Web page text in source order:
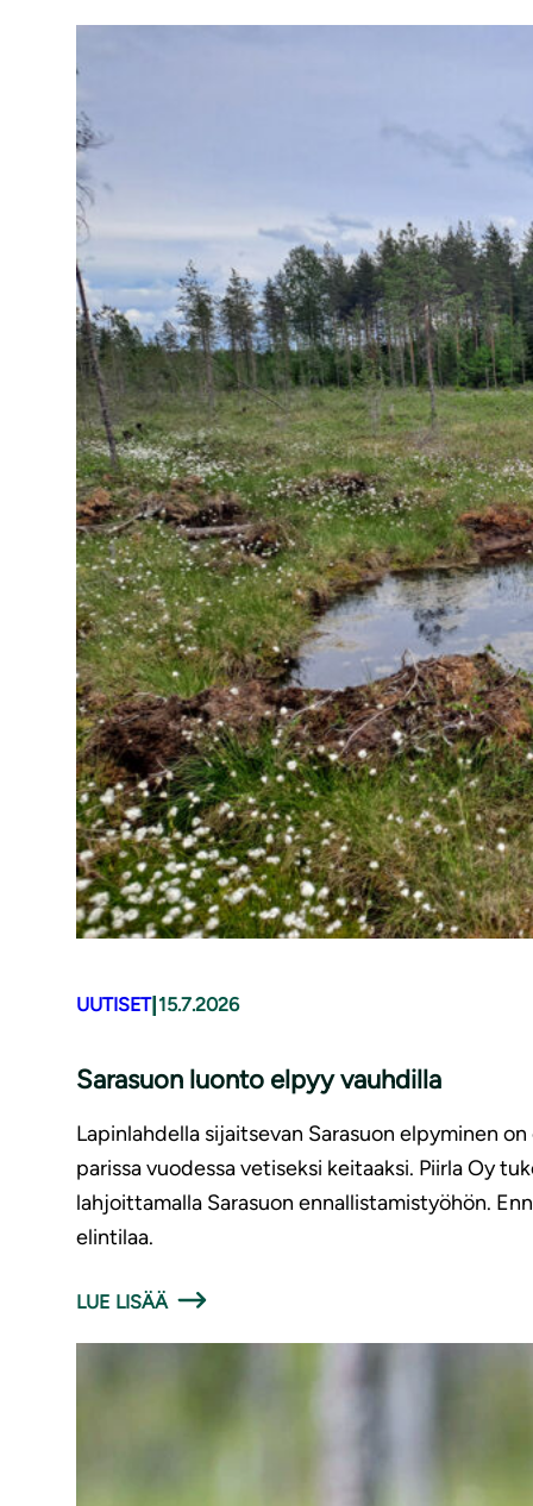
UUTISET|15.7.2026
Sarasuon luonto elpyy vauhdilla
Lapinlahdella sijaitsevan Sarasuon elpyminen
parissa vuodessa vetiseksi keitaaksi. Piirla Oy
lahjoittamalla Sarasuon ennallistamistyöhön.
elintilaa.
LUE LISÄÄ